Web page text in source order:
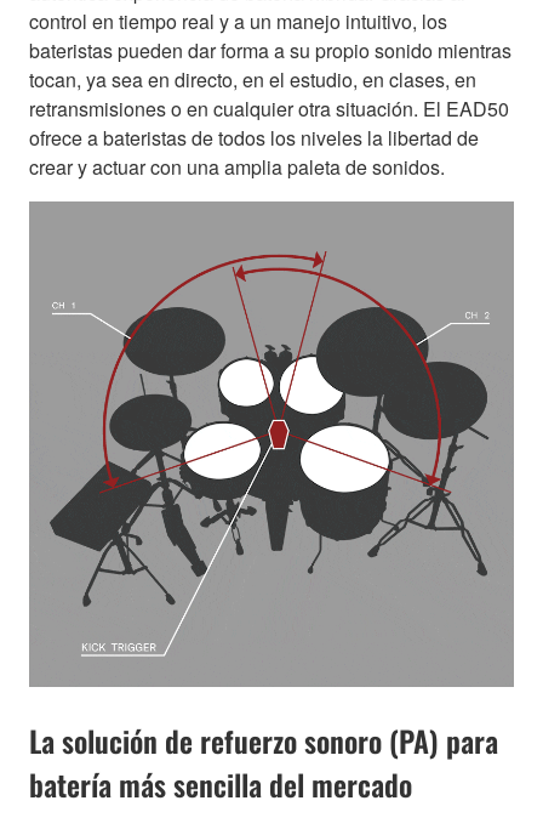
control en tiempo real y a un manejo intuitivo, los
bateristas pueden dar forma a su propio sonido mientras
tocan, ya sea en directo, en el estudio, en clases, en
retransmisiones o en cualquier otra situación. El EAD50
ofrece a bateristas de todos los niveles la libertad de
crear y actuar con una amplia paleta de sonidos.
La solución de refuerzo sonoro (PA) para
batería más sencilla del mercado